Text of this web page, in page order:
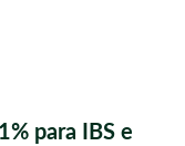
para IBS e